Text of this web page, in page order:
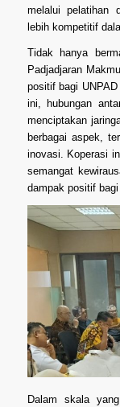
melalui pelatihan
lebih kompetitif
Tidak hanya
Padjadjaran
positif bagi
ini, hubungan
menciptakan
berbagai aspek,
inovasi. Koperasi
semangat
dampak positif bagi
Dalam skala